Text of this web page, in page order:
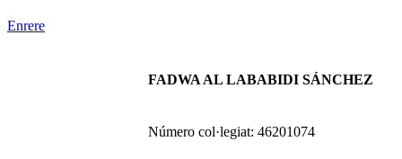
Enrere
FADWA AL LABABIDI SÁNCHEZ
Número col·legiat: 46201074